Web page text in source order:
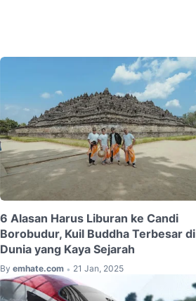
6 Alasan Harus Liburan ke Candi
Borobudur, Kuil Buddha Terbesar di
Dunia yang Kaya Sejarah
By emhate.com • 21 Jan, 2025